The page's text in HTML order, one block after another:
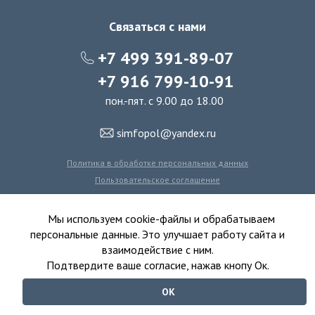
Ковролин под теплый пол
Связаться с нами
+7 499 391-89-07
+7 916 799-10-91
пон.-пят. с 9.00 до 18.00
simfopol@yandex.ru
Политика в обработке персональных данных
Пользовательское соглашение
Политика использования файлов cookie
© 2016-2026 Симфония Пола - интернет-магазин
ковролина, линолеума, виниловых полов и ковровой плитки.
Мы используем cookie-файлы и обрабатываем
персональные данные. Это улучшает работу сайта и
взаимодействие с ним.
Подтвердите ваше согласие, нажав кнопу Ок.
ОК